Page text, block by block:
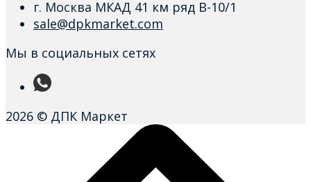
г. Москва МКАД 41 км ряд В-10/1
sale@dpkmarket.com
Мы в социальных сетях
2026 © ДПК Маркет